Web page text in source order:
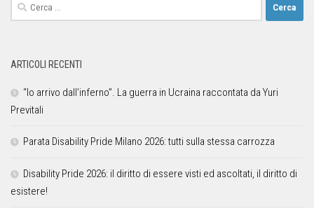
ARTICOLI RECENTI
“Io arrivo dall’inferno”. La guerra in Ucraina raccontata da Yuri
Previtali
Parata Disability Pride Milano 2026: tutti sulla stessa carrozza
Disability Pride 2026: il diritto di essere visti ed ascoltati, il diritto di
esistere!